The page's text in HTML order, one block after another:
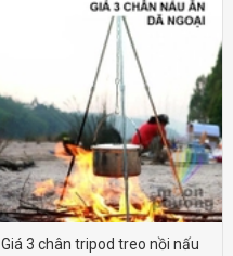
Giá 3 chân tripod treo nồi nấu